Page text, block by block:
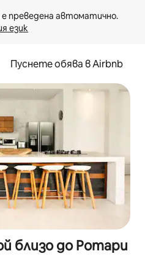
език
Пуснете обява в Airbnb
близо до Ротари